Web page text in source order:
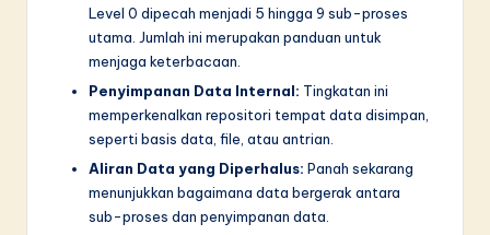
Level 0 dipecah menjadi 5 hingga 9 sub-proses
utama. Jumlah ini merupakan panduan untuk
menjaga keterbacaan.
Penyimpanan Data Internal: Tingkatan ini
memperkenalkan repositori tempat data disimpan,
seperti basis data, file, atau antrian.
Aliran Data yang Diperhalus: Panah sekarang
menunjukkan bagaimana data bergerak antara
sub-proses dan penyimpanan data.